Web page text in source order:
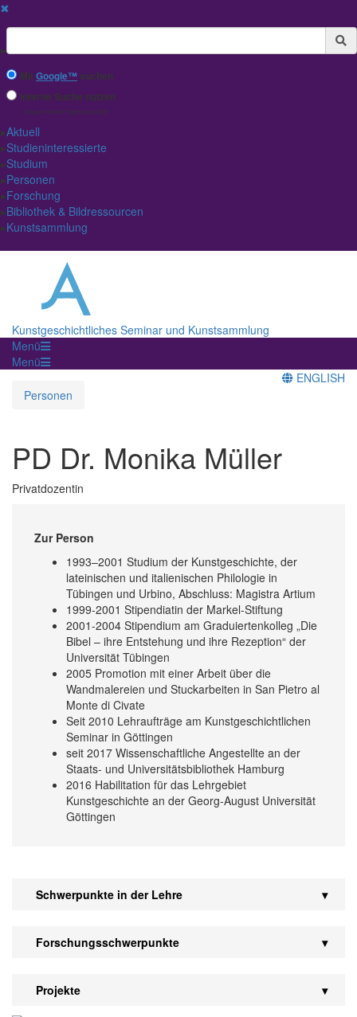
✖
Suchbegriff
MitGoogle™ suchen
Interne Suche nutzen
(eingeschränkte Ergebnisqualität)
Aktuell
Studieninteressierte
Studium
Personen
Forschung
Bibliothek & Bildressourcen
Kunstsammlung
Kunstgeschichtliches Seminar und Kunstsammlung
Menü
Menü
Personen
ENGLISH
PD Dr. Monika Müller
Privatdozentin
Zur Person
1993–2001 Studium der Kunstgeschichte, der
lateinischen und italienischen Philologie in
Tübingen und Urbino, Abschluss: Magistra Artium
1999-2001 Stipendiatin der Markel-Stiftung
2001-2004 Stipendium am Graduiertenkolleg „Die
Bibel – ihre Entstehung und ihre Rezeption“ der
Universität Tübingen
2005 Promotion mit einer Arbeit über die
Wandmalereien und Stuckarbeiten in San Pietro al
Monte di Civate
Seit 2010 Lehraufträge am Kunstgeschichtlichen
Seminar in Göttingen
seit 2017 Wissenschaftliche Angestellte an der
Staats- und Universitätsbibliothek Hamburg
2016 Habilitation für das Lehrgebiet
Kunstgeschichte an der Georg-August Universität
Göttingen
Schwerpunkte in der Lehre
Forschungsschwerpunkte
Projekte